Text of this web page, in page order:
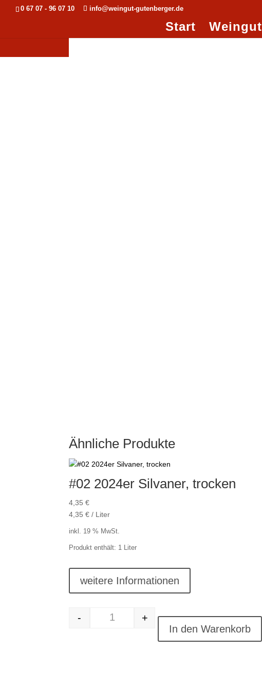
0 67 07 - 96 07 10 info@weingut-gutenberger.de
Start Weingut
Ähnliche Produkte
#02 2024er Silvaner, trocken
4,35€
4,35€ / Liter
inkl. 19 % MwSt.
Produkt enthält: 1 Liter
weitere Informationen
#02 2024er Silvaner, trocken Menge
-
+
In den Warenkorb